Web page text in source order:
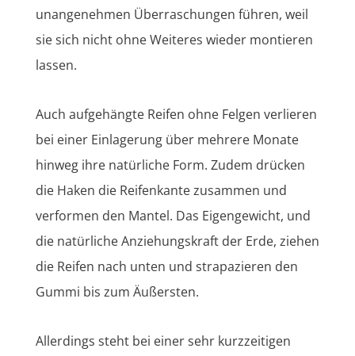
unangenehmen Überraschungen führen, weil
sie sich nicht ohne Weiteres wieder montieren
lassen.
Auch aufgehängte Reifen ohne Felgen verlieren
bei einer Einlagerung über mehrere Monate
hinweg ihre natürliche Form. Zudem drücken
die Haken die Reifenkante zusammen und
verformen den Mantel. Das Eigengewicht, und
die natürliche Anziehungskraft der Erde, ziehen
die Reifen nach unten und strapazieren den
Gummi bis zum Äußersten.
Allerdings steht bei einer sehr kurzzeitigen